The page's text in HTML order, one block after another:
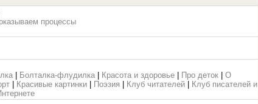
процессы
Болталка-флудилка Красота и здоровье Про деток
О
Красивые картинки Поэзия Клуб читателей
Клуб писателей и